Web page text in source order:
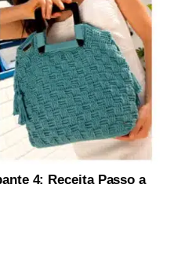
4: Receita Passo a